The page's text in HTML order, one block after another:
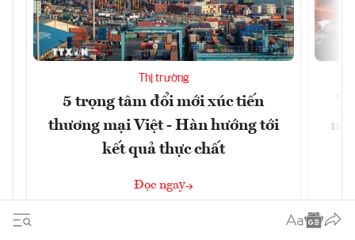
Thị trường
5 trọng tâm đổi mới xúc tiến
thương mại Việt - Hàn hướng tới
kết quả thực chất
Đọc ngay